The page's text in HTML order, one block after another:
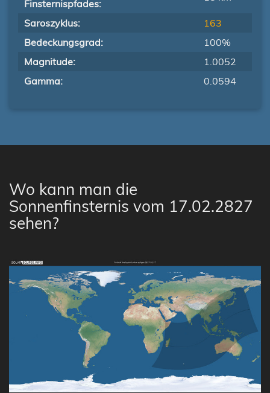
Finsternispfades:
Saroszyklus:
163
Bedeckungsgrad:
100%
Magnitude:
1.0052
Gamma:
0.0594
Wo kann man die
Sonnenfinsternis vom 17.02.2827
sehen?